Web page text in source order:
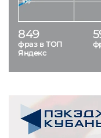
849
фраз в ТОП
Яндекс